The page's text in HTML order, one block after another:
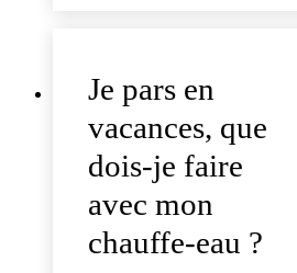
Je pars en
vacances, que
dois-je faire
avec mon
chauffe-eau ?